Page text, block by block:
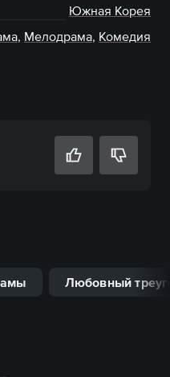
Южная Корея
, Мелодрама, Комедия
Любовный